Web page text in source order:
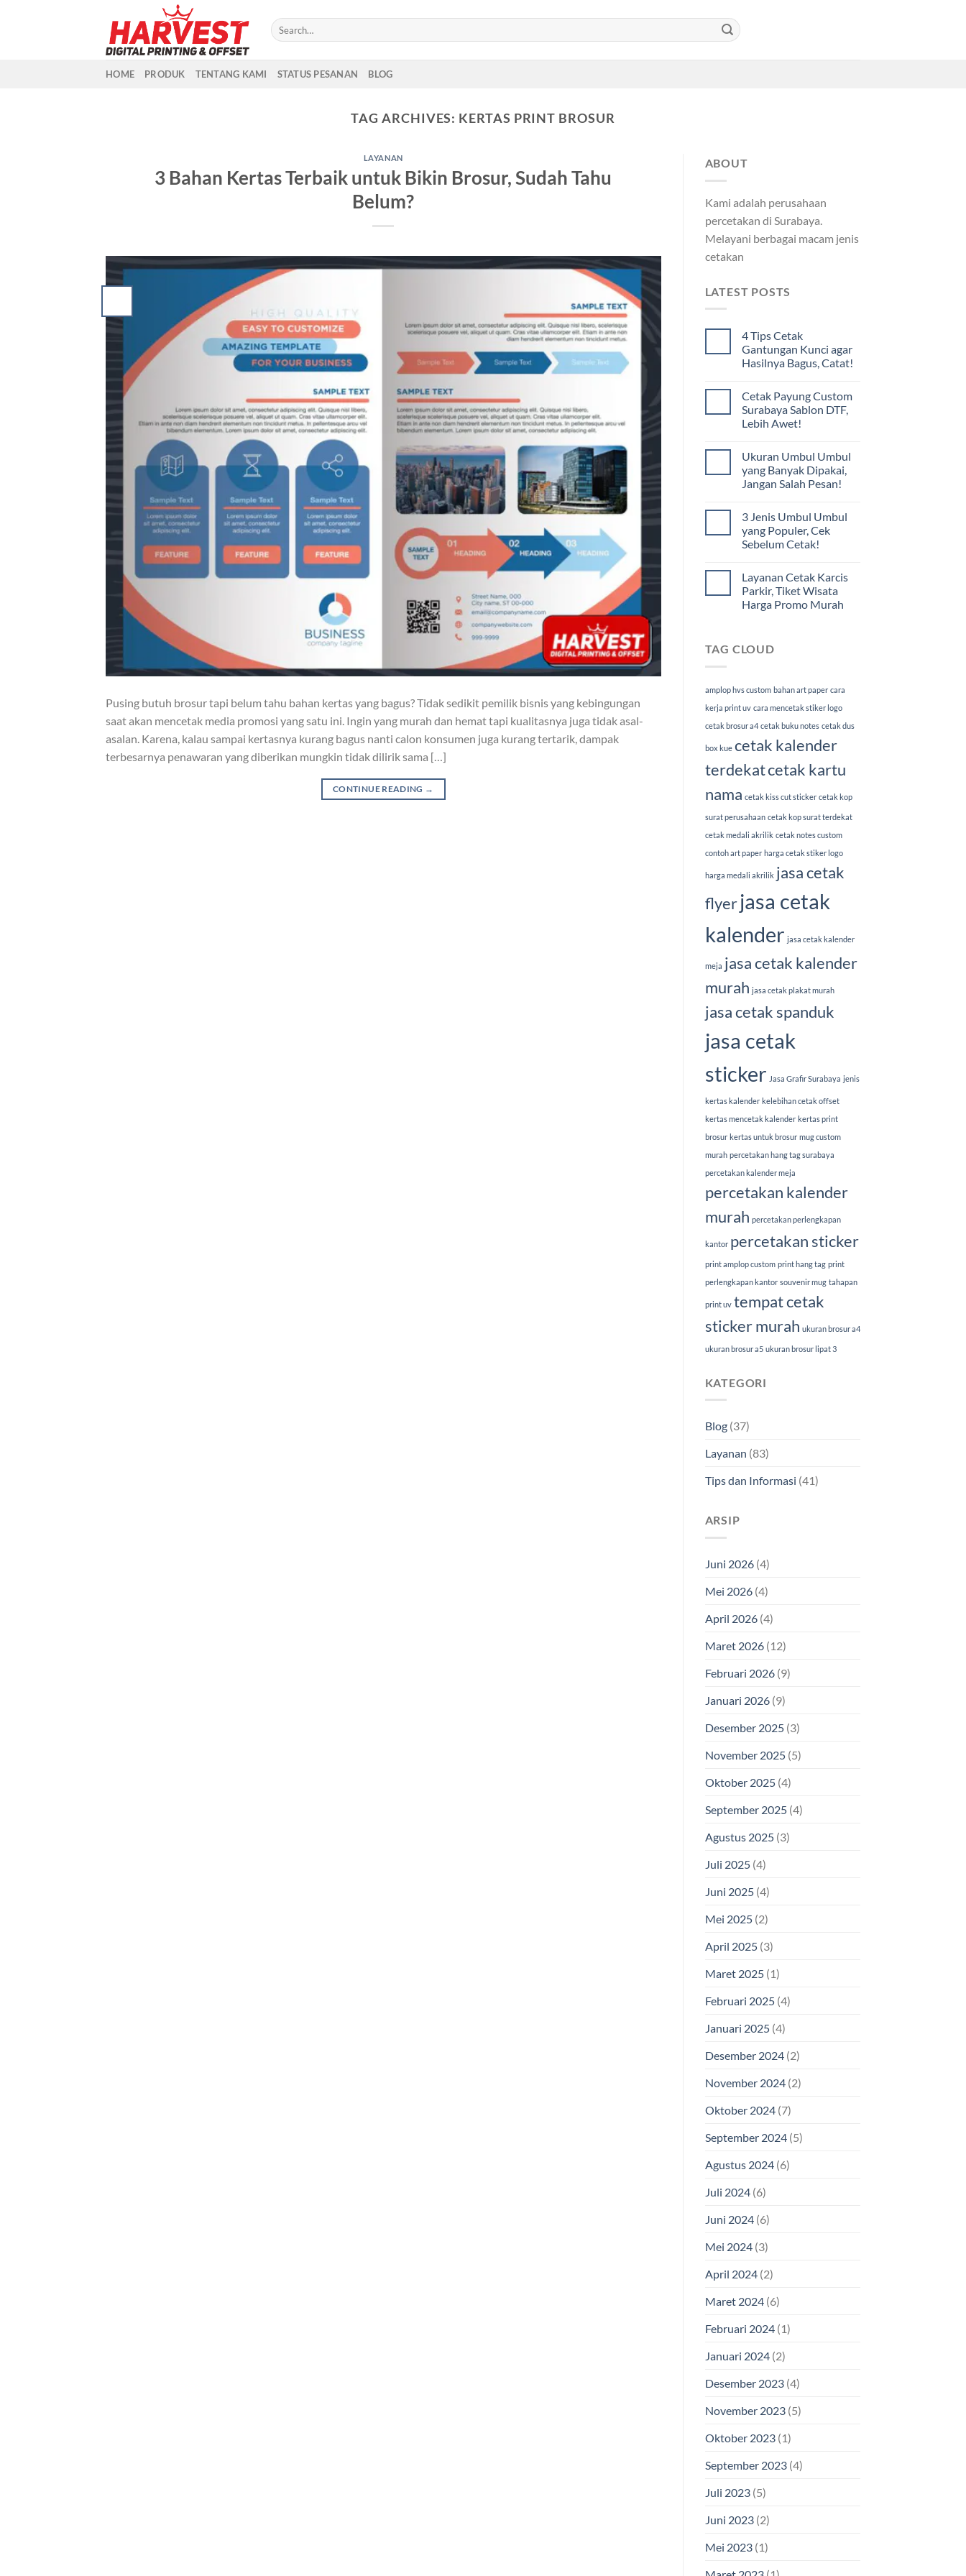
HOME PRODUK TENTANG KAMI STATUS PESANAN BLOG
TAG ARCHIVES: KERTAS PRINT BROSUR
LAYANAN
3 Bahan Kertas Terbaik untuk Bikin Brosur, Sudah Tahu
Belum?
Pusing butuh brosur tapi belum tahu bahan kertas yang bagus? Tidak sedikit pemilik bisnis yang kebingungan
saat akan mencetak media promosi yang satu ini. Ingin yang murah dan hemat tapi kualitasnya juga tidak asal-
asalan. Karena, kalau sampai kertasnya kurang bagus nanti calon konsumen juga kurang tertarik, dampak
terbesarnya penawaran yang diberikan mungkin tidak dilirik sama […]
CONTINUE READING →
ABOUT
Kami adalah perusahaan
percetakan di Surabaya.
Melayani berbagai macam jenis
cetakan
LATEST POSTS
4 Tips Cetak
Gantungan Kunci agar
Hasilnya Bagus, Catat!
Cetak Payung Custom
Surabaya Sablon DTF,
Lebih Awet!
Ukuran Umbul Umbul
yang Banyak Dipakai,
Jangan Salah Pesan!
3 Jenis Umbul Umbul
yang Populer, Cek
Sebelum Cetak!
Layanan Cetak Karcis
Parkir, Tiket Wisata
Harga Promo Murah
TAG CLOUD
amplop hvs custom bahan art paper cara
kerja print uv cara mencetak stiker logo
cetak brosur a4 cetak buku notes cetak dus
box kue cetak kalender
terdekatcetak kartu
nama cetak kiss cut sticker cetak kop
surat perusahaan cetak kop surat terdekat
cetak medali akrilik cetak notes custom
contoh art paper harga cetak stiker logo
harga medali akrilik jasa cetak
flyer jasa cetak
kalender jasa cetak kalender
meja jasa cetak kalender
murah jasa cetak plakat murah
jasa cetak spanduk
jasa cetak
sticker Jasa Grafir Surabaya jenis
kertas kalender kelebihan cetak offset
kertas mencetak kalender kertas print
brosur kertas untuk brosur mug custom
murah percetakan hang tag surabaya
percetakan kalender meja
percetakan kalender
murah percetakan perlengkapan
kantor percetakan sticker
print amplop custom print hang tag print
perlengkapan kantor souvenir mug tahapan
print uv tempat cetak
sticker murah ukuran brosur a4
ukuran brosur a5 ukuran brosur lipat 3
KATEGORI
Blog(37)
Layanan (83)
Tips dan Informasi (41)
ARSIP
Juni 2026(4)
Mei 2026(4)
April 2026(4)
Maret 2026(12)
Februari 2026(9)
Januari 2026(9)
Desember 2025(3)
November 2025(5)
Oktober 2025(4)
September 2025(4)
Agustus 2025(3)
Juli 2025(4)
Juni 2025(4)
Mei 2025(2)
April 2025(3)
Maret 2025(1)
Februari 2025(4)
Januari 2025(4)
Desember 2024(2)
November 2024(2)
Oktober 2024(7)
September 2024(5)
Agustus 2024(6)
Juli 2024(6)
Juni 2024(6)
Mei 2024(3)
April 2024(2)
Maret 2024(6)
Februari 2024(1)
Januari 2024(2)
Desember 2023(4)
November 2023(5)
Oktober 2023(1)
September 2023(4)
Juli 2023(5)
Juni 2023(2)
Mei 2023(1)